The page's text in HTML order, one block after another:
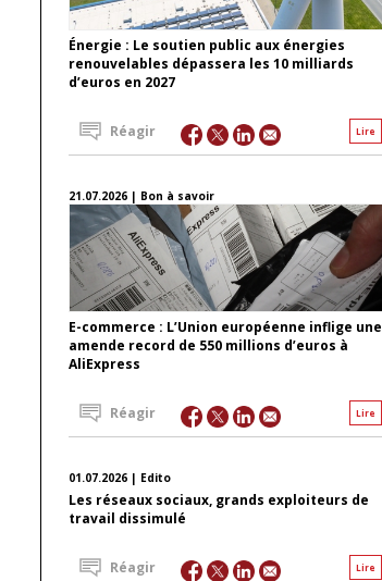
Énergie : Le soutien public aux énergies
renouvelables dépassera les 10 milliards
d’euros en 2027
Lire
Réagir
21.07.2026 | Bon à savoir
E-commerce : L’Union européenne inflige une
amende record de 550 millions d’euros à
AliExpress
Lire
Réagir
01.07.2026 | Edito
Les réseaux sociaux, grands exploiteurs de
travail dissimulé
Lire
Réagir